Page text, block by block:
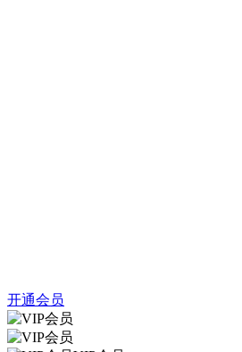
开通会员